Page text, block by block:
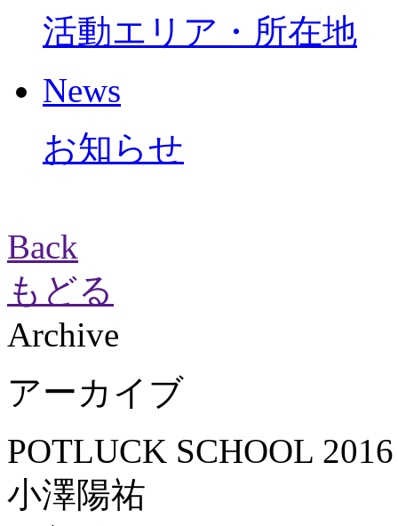
活動エリア・所在地
News
お知らせ
Back
もどる
Archive
アーカイブ
POTLUCK SCHOOL
小澤陽祐